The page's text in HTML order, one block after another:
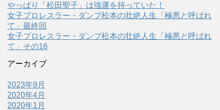
やっぱり「松田聖子」は強運を持っていた！
女子プロレスラー・ダンプ松本の壮絶人生「極悪と呼ばれ
て」最終回
女子プロレスラー・ダンプ松本の壮絶人生「極悪と呼ばれ
て」その16
アーカイブ
2023年9月
2020年4月
2020年1月